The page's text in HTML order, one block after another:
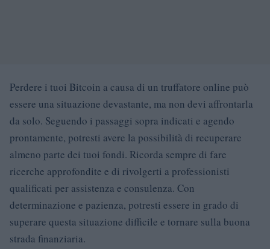
Perdere i tuoi Bitcoin a causa di un truffatore online può
essere una situazione devastante, ma non devi affrontarla
da solo. Seguendo i passaggi sopra indicati e agendo
prontamente, potresti avere la possibilità di recuperare
almeno parte dei tuoi fondi. Ricorda sempre di fare
ricerche approfondite e di rivolgerti a professionisti
qualificati per assistenza e consulenza. Con
determinazione e pazienza, potresti essere in grado di
superare questa situazione difficile e tornare sulla buona
strada finanziaria.